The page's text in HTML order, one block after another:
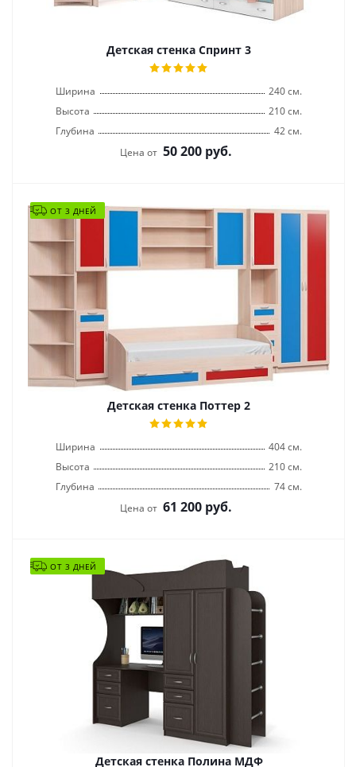
Детская стенка Спринт 3
Ширина
240 см.
Высота
210 см.
Глубина
42 см.
Цена от 50 200 руб.
ОТ 3 ДНЕЙ
Детская стенка Поттер 2
Ширина
404 см.
Высота
210 см.
Глубина
74 см.
Цена от 61 200 руб.
ОТ 3 ДНЕЙ
Детская стенка Полина МДФ